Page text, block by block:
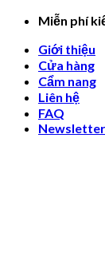
Skip
content
Miễn phí
Giới thiệu
Cửa hàng
Cẩm nang
Liên hệ
FAQ
Newsletter